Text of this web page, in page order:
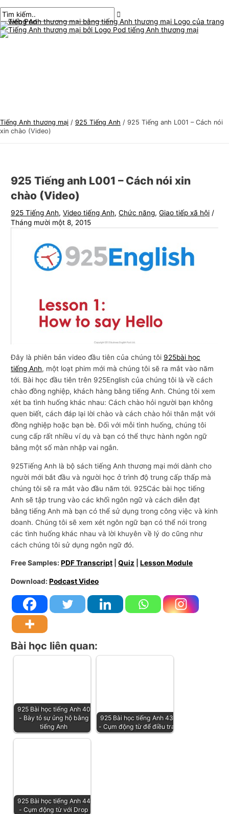
đến
nội
dung
đơn
chính
Tiếng Anh thương mại / 925 Tiếng Anh / 925 Tiếng anh L001 – Cách nói
xin chào (Video)
925 Tiếng anh L001 – Cách nói xin
chào (Video)
925 Tiếng Anh,Video tiếng Anh,Chức năng,Giao tiếp xã hội /
Tháng mười một 8, 2015
Đây là phiên bản video đầu tiên của chúng tôi 925bài học
tiếng Anh, một loạt phim mới mà chúng tôi sẽ ra mắt vào năm
tới. Bài học đầu tiên trên 925English của chúng tôi là về cách
chào đồng nghiệp, khách hàng bằng tiếng Anh. Chúng tôi xem
xét ba tình huống khác nhau: Cách chào hỏi người bạn không
quen biết, cách đáp lại lời chào và cách chào hỏi thân mật với
đồng nghiệp hoặc bạn bè. Đối với mỗi tình huống, chúng tôi
cung cấp rất nhiều ví dụ và bạn có thể thực hành ngôn ngữ
bằng một số màn nhập vai ngắn.
925Tiếng Anh là bộ sách tiếng Anh thương mại mới dành cho
người mới bắt đầu và người học ở trình độ trung cấp thấp mà
chúng tôi sẽ ra mắt vào đầu năm tới. 925Các bài học tiếng
Anh sẽ tập trung vào các khối ngôn ngữ và cách diễn đạt
bằng tiếng Anh mà bạn có thể sử dụng trong công việc và kinh
doanh. Chúng tôi sẽ xem xét ngôn ngữ bạn có thể nói trong
các tình huống khác nhau và lời khuyên về lý do cũng như
cách chúng tôi sử dụng ngôn ngữ đó.
Free Samples:PDF Transcript |Quiz |Lesson Module
Download:Podcast Video
Bài học liên quan:
925 Bài học tiếng Anh 40
- Bày tỏ sự ủng hộ bằng
tiếng Anh
925 Bài học tiếng Anh 43
- Cụm động từ để điều tra
925 Bài học tiếng Anh 44
- Cụm động từ với Drop
chuyển
hướng
ở
đây..
mail*
C
h
ủ
g
t
h
ư
ơ
T
ì
m